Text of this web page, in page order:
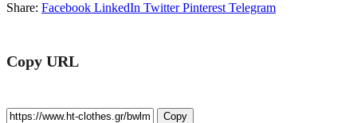
Share: Facebook LinkedIn Twitter Pinterest Telegram
Copy URL
Copy